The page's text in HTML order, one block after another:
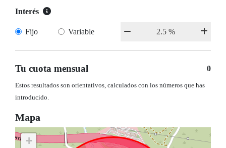
Interés
Fijo Variable
Tu cuota mensual 0
Estos resultados son orientativos, calculados con los números que has
introducido.
Mapa
+